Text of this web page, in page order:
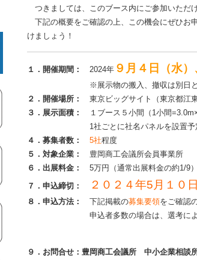
つきましては、このブース内にご参加いただ
下記の概要をご確認の上、この機会にぜひお
けましょう！
１．開催期間： 2024年 ９月４日（水
※展示物の搬入、撤収は別日となる
２．開催場所：
東京ビッグサイト（東京都江東
３．展示面積：
１ブース５小間（1小間
1社ごとに社名パネルを設置予
４．募集者数：
5社程度
５．対象企業：
豊岡商工会議所会員事業所
６．出展料金：
5万円（通常出展料金の約1/9）
７ ．申込締切： ２０２４年5月１０
８．申込方法： 下記掲載の募集要領をご確認
申込者多数の場合は、選考により出
９．お問合せ：豊岡商工会議所 中小企業相談